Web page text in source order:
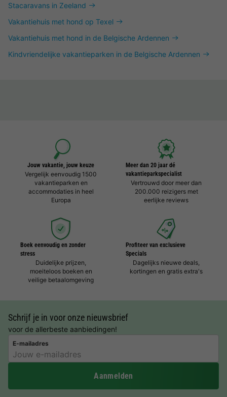
Stacaravans in Zeeland
Vakantiehuis met hond op Texel
Vakantiehuis met hond in de Belgische Ardennen
Kindvriendelijke vakantieparken in de Belgische Ardennen
Jouw vakantie, jouw keuze
Vergelijk eenvoudig 1500
vakantieparken en
accommodaties in heel
Europa
Meer dan 20 jaar dé
vakantieparkspecialist
Vertrouwd door meer dan
200.000 reizigers met
eerlijke reviews
Boek eenvoudig en zonder
stress
Duidelijke prijzen,
moeiteloos boeken en
veilige betaalomgeving
Profiteer van exclusieve
Specials
Dagelijks nieuwe deals,
kortingen en gratis extra's
Schrijf je in voor onze nieuwsbrief
voor de allerbeste aanbiedingen!
E-mailadres
Aanmelden